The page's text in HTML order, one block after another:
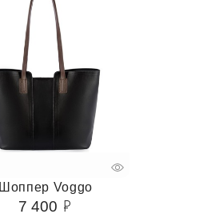
Шоппер Voggo
7 400